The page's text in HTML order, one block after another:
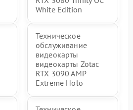
White Edition
Техническое
обслуживание
видеокарты
видеокарты Zotac
RTX 3090 AMP
Extreme Holo